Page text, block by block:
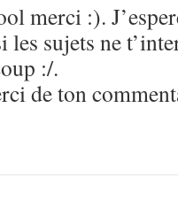
merci :).
sujets ne
:/.
de ton